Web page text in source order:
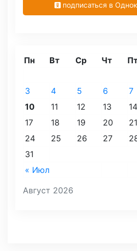
подписаться в
Август 2026
Пн Вт Ср Чт
« Июл
3
4 5 6 7
10
11 12 13 14
17
18 19 20 21
24
25 26 27
31